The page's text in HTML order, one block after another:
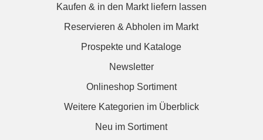
Kaufen & in den Markt liefern lassen
Reservieren & Abholen im Markt
Prospekte und Kataloge
Newsletter
Onlineshop Sortiment
Weitere Kategorien im Überblick
Neu im Sortiment